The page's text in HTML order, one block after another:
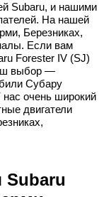
Subaru, и нашими
На нашей
Березниках,
Если вам
Forester IV (SJ)
выбор —
Субару
очень широкий
двигатели
Subaru